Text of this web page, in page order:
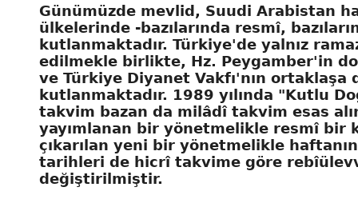
Günümüzde mevlid, Suudi Arabistan
ülkelerinde -bazılarında resmî,
kutlanmaktadır. Türkiye'de yalnız
edilmekle birlikte, Hz. Peygamber'in
ve Türkiye Diyanet Vakfı'nın
kutlanmaktadır. 1989 yılında "Kutlu
takvim bazan da milâdî takvim esas
yayımlanan bir yönetmelikle resmî bir
çıkarılan yeni bir yönetmelikle
tarihleri de hicrî takvime göre
değiştirilmiştir.